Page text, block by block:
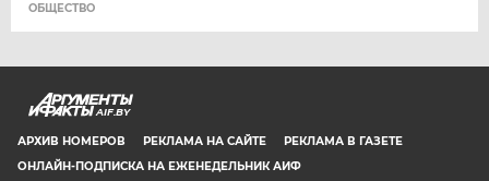
ОБЩЕСТВО
AIF.BY
АРХИВ НОМЕРОВ РЕКЛАМА НА САЙТЕ
РЕКЛАМА В ГАЗЕТЕ
ОНЛАЙН-ПОДПИСКА НА ЕЖЕНЕДЕЛЬНИК АИФ